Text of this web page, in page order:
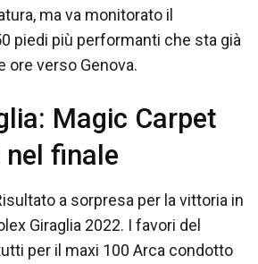
ma va monitorato il
piedi più performanti che sta già
ore verso Genova.
Magic Carpet
nel finale
a sorpresa per la vittoria in
Giraglia 2022. I favori del
per il maxi 100 Arca condotto